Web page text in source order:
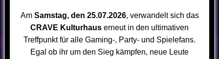
Am Samstag, den 25.07.2026, verwandelt sich das
CRAVE Kulturhaus erneut in den ultimativen
Treffpunkt für alle Gaming-, Party- und Spielefans.
Egal ob ihr um den Sieg kämpfen, neue Leute